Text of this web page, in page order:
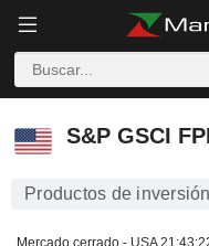
S&P GSCI FPI INDEX
S&P GSCI
Productos de
Mercado cerrado - USA